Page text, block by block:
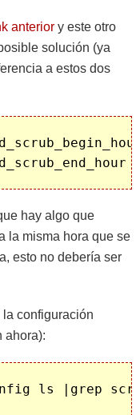
anterior y este otro
solución (ya
a estos dos
hay algo que
la misma hora que se
esto no debería ser
la configuración
ahora):
ls |grep